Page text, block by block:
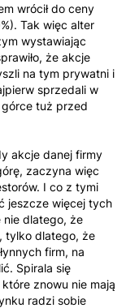
wrócił do ceny
Tak więc alter
wystawiając
że akcje
na tym prywatni i
sprzedali w
górce tuż przed
akcje danej firmy
zaczyna więc
I co z tymi
jeszcze więcej tych
nie dlatego, że
tylko dlatego, że
firm, na
Spirala się
znowu nie mają
radzi sobie